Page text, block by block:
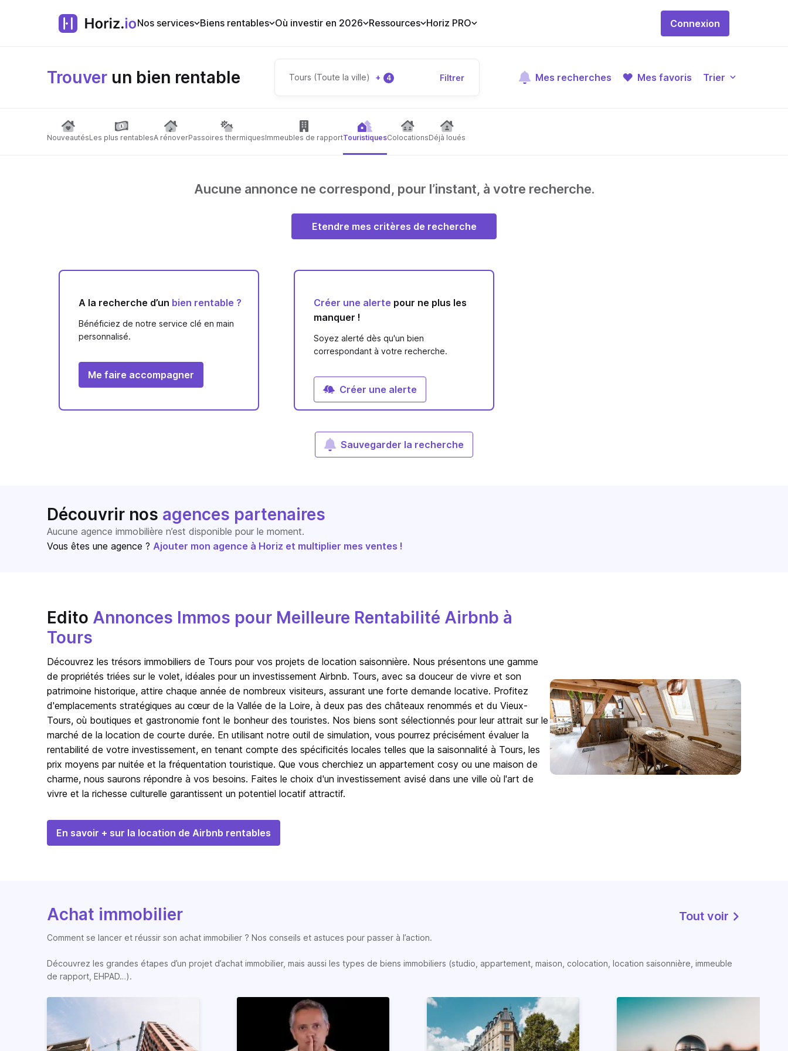
Nos services Biens rentables Où investir en 2026 Ressources Horiz PRO Connexion
Trouver un bien rentable Tours (Toute la ville) + 4 Filtrer Mes recherches Mes favoris Trier
NouveautésLes plus rentablesA rénoverPassoires thermiquesImmeubles de rapportTouristiquesColocationsDéjà loués
Aucune annonce ne correspond, pour l’instant, à votre recherche.
Etendre mes critères de recherche
A la recherche d’un bien rentable ?
Bénéficiez de notre service clé en main
personnalisé.
Me faire accompagner
Créer une alerte pour ne plus les
manquer !
Soyez alerté dès qu'un bien
correspondant à votre recherche.
Créer une alerte
Sauvegarder la recherche
Découvrir nos agences partenaires
Aucune agence immobilière n’est disponible pour le moment.
Vous êtes une agence ? Ajouter mon agence à Horiz et multiplier mes ventes !
Edito Annonces Immos pour Meilleure Rentabilité Airbnb à
Tours
Découvrez les trésors immobiliers de Tours pour vos projets de location saisonnière. Nous présentons une gamme
de propriétés triées sur le volet, idéales pour un investissement Airbnb. Tours, avec sa douceur de vivre et son
patrimoine historique, attire chaque année de nombreux visiteurs, assurant une forte demande locative. Profitez
d'emplacements stratégiques au cœur de la Vallée de la Loire, à deux pas des châteaux renommés et du Vieux-
Tours, où boutiques et gastronomie font le bonheur des touristes. Nos biens sont sélectionnés pour leur attrait sur le
marché de la location de courte durée. En utilisant notre outil de simulation, vous pourrez précisément évaluer la
rentabilité de votre investissement, en tenant compte des spécificités locales telles que la saisonnalité à Tours, les
prix moyens par nuitée et la fréquentation touristique. Que vous cherchiez un appartement cosy ou une maison de
charme, nous saurons répondre à vos besoins. Faites le choix d'un investissement avisé dans une ville où l'art de
vivre et la richesse culturelle garantissent un potentiel locatif attractif.
En savoir + sur la location de Airbnb rentables
Achat immobilier Tout voir
Comment se lancer et réussir son achat immobilier ? Nos conseils et astuces pour passer à l’action.
Découvrez les grandes étapes d’un projet d’achat immobilier, mais aussi les types de biens immobiliers (studio, appartement, maison, colocation, location saisonnière, immeuble
de rapport, EHPAD…).